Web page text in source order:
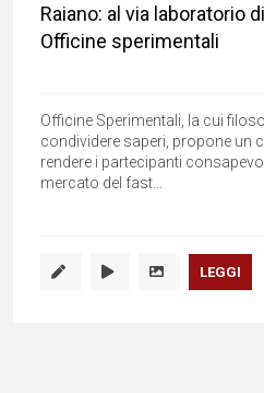
Raiano: al via laboratorio
Officine sperimentali
Officine Sperimentali, la cui
condividere saperi, propone un
rendere i partecipanti
mercato del fast...
LEGGI